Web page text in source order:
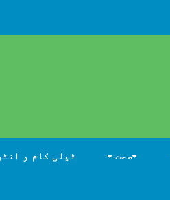
صحت ٹیلی کام و